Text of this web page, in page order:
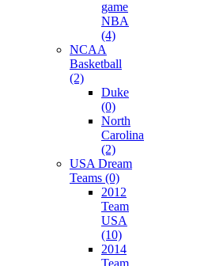
game
NBA
(4)
NCAA
Basketball
(2)
Duke
(0)
North
Carolina
(2)
USA Dream
Teams (0)
2012
Team
USA
(10)
2014
Team